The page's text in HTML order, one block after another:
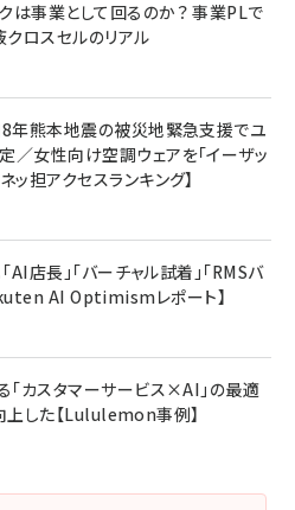
は事業として回るのか？ 事業PLで
ロスセルのリアル
8年熊本地震の被災地緊急支援でユ
女性向け空調ウェアを「イーザッ
ッ担アクセスランキング】
AI店長」「バーチャル試着」「RMSバ
AI Optimismレポート】
カスタマーサービス×AI」の最適
した【Lululemon事例】